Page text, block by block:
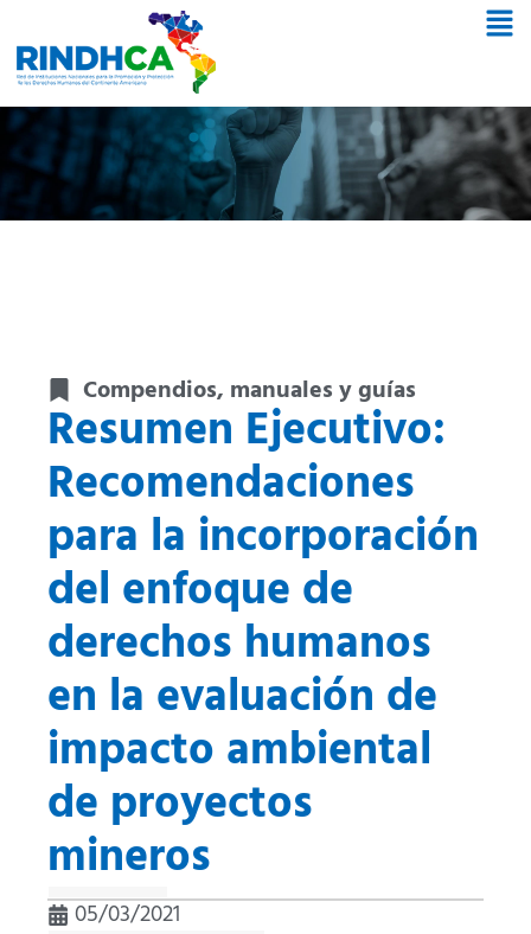
Compendios, manuales y guías
Resumen Ejecutivo:
Recomendaciones
para la incorporación
del enfoque de
derechos humanos
en la evaluación de
impacto ambiental
de proyectos
mineros
05/03/2021